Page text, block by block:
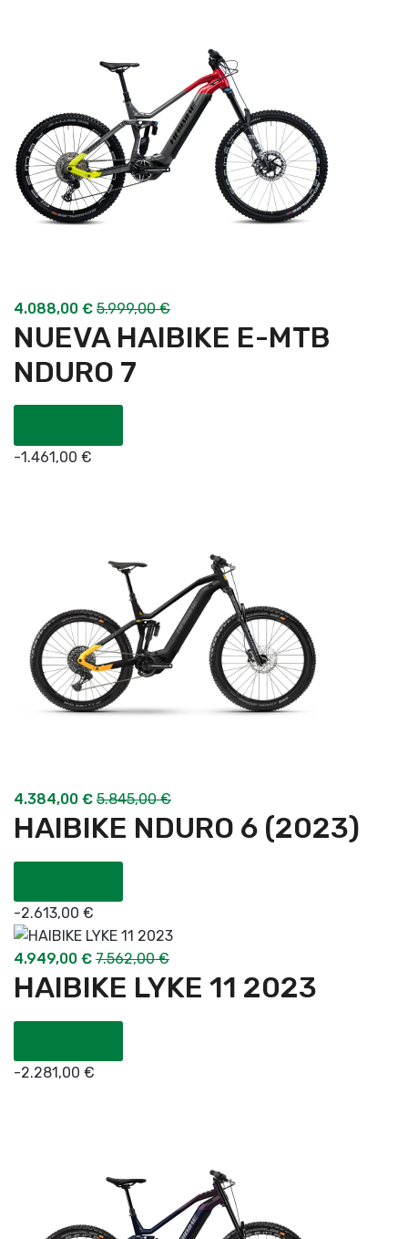
4.088,00 € 5.999,00€
NUEVA HAIBIKE E-MTB
NDURO 7
-1.461,00 €
4.384,00 € 5.845,00€
HAIBIKE NDURO 6 (2023)
-2.613,00 €
4.949,00 € 7.562,00€
HAIBIKE LYKE 11 2023
-2.281,00 €